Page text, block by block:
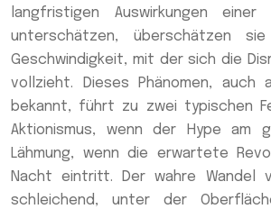
langfristigen Auswirkungen
unterschätzen, überschätzen
Geschwindigkeit, mit der sich die
vollzieht. Dieses Phänomen, auch
bekannt, führt zu zwei typischen
Aktionismus, wenn der Hype am
Lähmung, wenn die erwartete
Nacht eintritt. Der wahre Wandel
schleichend, unter der